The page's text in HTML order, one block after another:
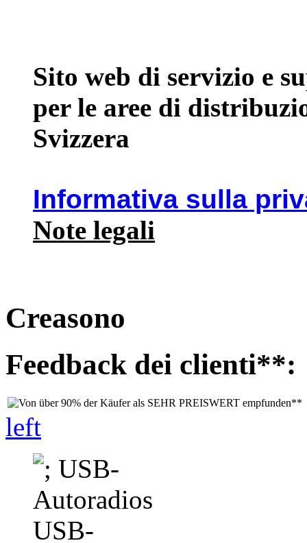
Sito web di servizio e
per le aree di
Svizzera
Informativa sulla
Note legali
Creasono
Feedback dei clienti**:
left